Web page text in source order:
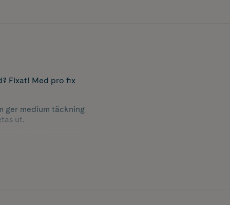
Fixat! Med pro fix
ger medium täckning
ut.